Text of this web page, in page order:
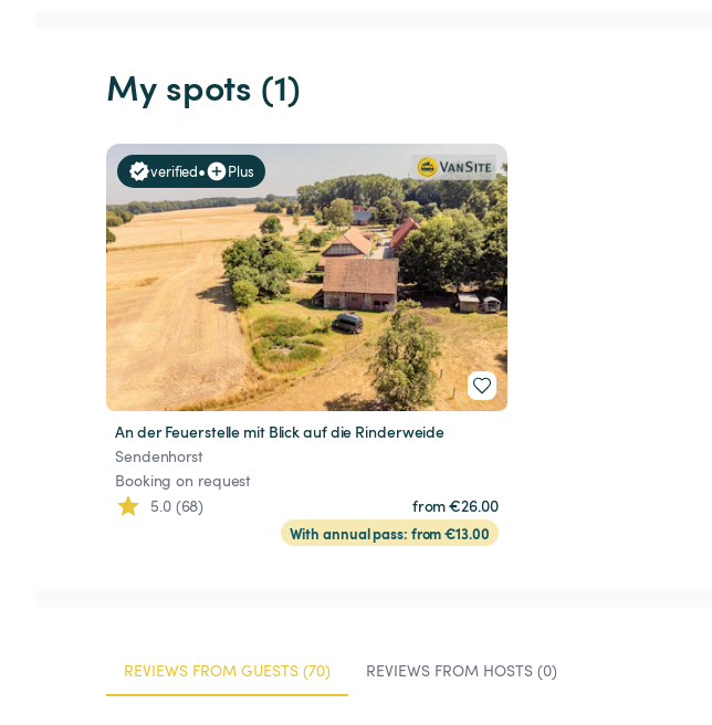
My spots (1)
verified• Plus
An der Feuerstelle mit Blick auf die Rinderweide
Sendenhorst
Booking on request
5.0 (68)
from €26.00
With annual pass: from €13.00
REVIEWS FROM GUESTS (70) REVIEWS FROM HOSTS (0)